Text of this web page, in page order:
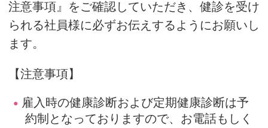
注意事項』をご確認していただき、健診を受け
られる社員様に必ずお伝えするようにお願いし
ます。
【注意事項】
雇入時の健康診断および定期健康診断は予
約制となっておりますので、お電話もしく